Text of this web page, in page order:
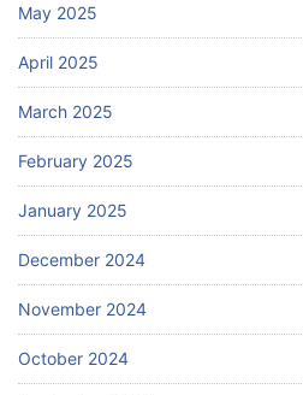
May 2025
April 2025
March 2025
February 2025
January 2025
December 2024
November 2024
October 2024